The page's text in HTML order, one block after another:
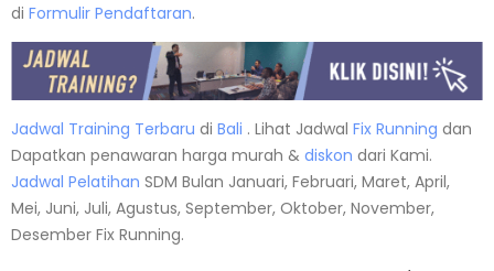
di Formulir Pendaftaran.
Jadwal Training Terbaru di Bali . Lihat Jadwal Fix Running dan
Dapatkan penawaran harga murah & diskon dari Kami.
Jadwal Pelatihan SDM Bulan Januari, Februari, Maret, April,
Mei, Juni, Juli, Agustus, September, Oktober, November,
Desember Fix Running.